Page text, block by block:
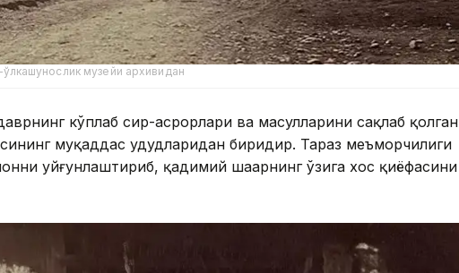
музейи архивидан
кўплаб сир-асрорлари ва маҳсулларини сақлаб қолган
муқаддас ҳудудларидан биридир. Тараз меъморчилиги
уйғунлаштириб, қадимий шаҳарнинг ўзига хос қиёфасини